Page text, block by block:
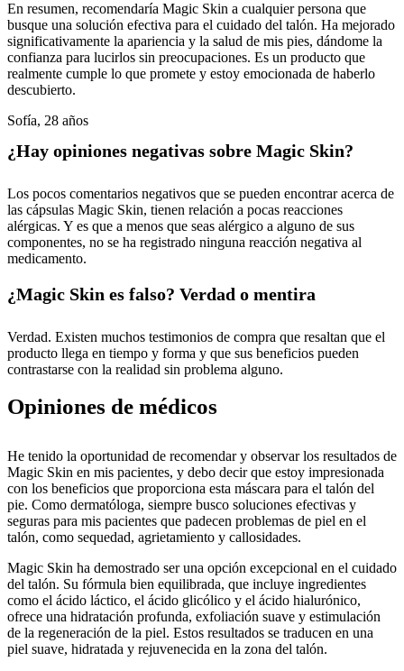
En resumen, recomendaría Magic Skin a cualquier persona que
busque una solución efectiva para el cuidado del talón. Ha mejorado
significativamente la apariencia y la salud de mis pies, dándome la
confianza para lucirlos sin preocupaciones. Es un producto que
realmente cumple lo que promete y estoy emocionada de haberlo
descubierto.
Sofía, 28 años
¿Hay opiniones negativas sobre Magic Skin?
Los pocos comentarios negativos que se pueden encontrar acerca de
las cápsulas Magic Skin, tienen relación a pocas reacciones
alérgicas. Y es que a menos que seas alérgico a alguno de sus
componentes, no se ha registrado ninguna reacción negativa al
medicamento.
¿Magic Skin es falso? Verdad o mentira
Verdad. Existen muchos testimonios de compra que resaltan que el
producto llega en tiempo y forma y que sus beneficios pueden
contrastarse con la realidad sin problema alguno.
Opiniones de médicos
He tenido la oportunidad de recomendar y observar los resultados de
Magic Skin en mis pacientes, y debo decir que estoy impresionada
con los beneficios que proporciona esta máscara para el talón del
pie. Como dermatóloga, siempre busco soluciones efectivas y
seguras para mis pacientes que padecen problemas de piel en el
talón, como sequedad, agrietamiento y callosidades.
Magic Skin ha demostrado ser una opción excepcional en el cuidado
del talón. Su fórmula bien equilibrada, que incluye ingredientes
como el ácido láctico, el ácido glicólico y el ácido hialurónico,
ofrece una hidratación profunda, exfoliación suave y estimulación
de la regeneración de la piel. Estos resultados se traducen en una
piel suave, hidratada y rejuvenecida en la zona del talón.